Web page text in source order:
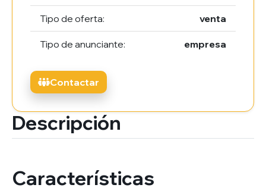
Descripción
Características
Tipo de oferta: venta
Tipo de anunciante: empresa
Contactar